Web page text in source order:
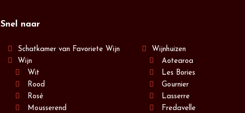
Snel naar
Schatkamer van Favoriete Wijn
Wijn
Wit
Rood
Rosé
Mousserend
Wijnhuizen
Aotearoa
Les Bories
Gournier
Lasserre
Fredavelle